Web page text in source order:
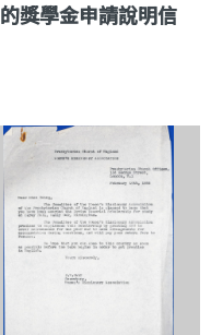
的獎學金申請說明信